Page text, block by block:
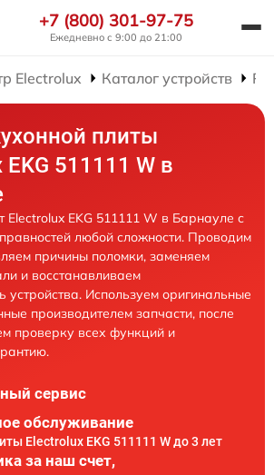
+7 (800) 301-97-75
Ежедневно с 9:00 до 21:00
Electrolux Каталог устройств
плиты
511111 W в
Electrolux EKG 511111 W в Барнауле с
любой сложности. Проводим
причины поломки, заменяем
и восстанавливаем
устройства. Используем оригинальные
производителем запчасти, после
проверку всех функций и
сервис
обслуживание
Electrolux EKG 511111 W до 3 лет
за наш счет,